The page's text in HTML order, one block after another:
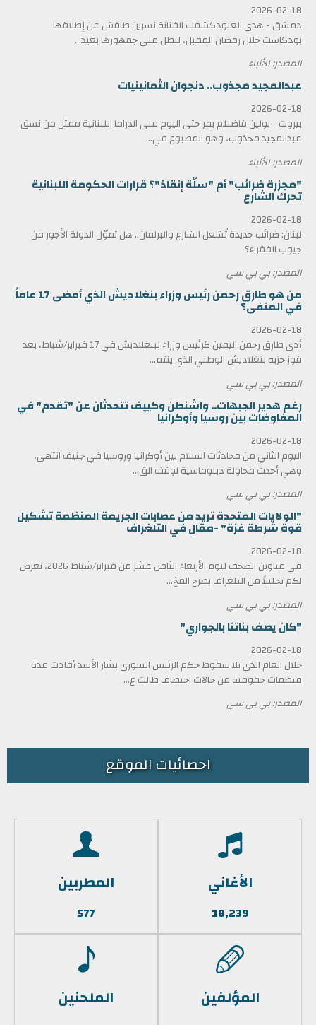
2026-02-18
دمشق - هدى العبودكشفت الفنانة نسرين طافش عن إطلاقها
بودكاست خلال رمضان المقبل، لتطل على جمهورها بعيد...
المصدر: الأنباء
عبدالمجيد مجذوب.. دنجوان الثمانينيات
2026-02-18
بيروت - بولين فاضللم يمر حتى اليوم على الدراما اللبنانية ممثل من نسق
عبدالمجيد مجذوب، وهو المطبوع في...
المصدر: الأنباء
"مجزرة ضرائب" أم "سلّة إنقاذ"؟ قرارات الحكومة اللبنانية
تحرك الشارع
2026-02-18
لبنان: ضرائب جديدة تُشعل الشارع والبرلمان.. هل تموّل الدولة الأجور من
جيوب الفقراء؟
المصدر: بي بي سي
من هو طارق رحمن رئيس وزراء بنغلاديش الذي أمضى 17 عاماً
في المنفى؟
2026-02-18
أدى طارق رحمن اليمين كرئيس وزراء لبنغلاديش في 17 فبراير/شباط، بعد
فوز حزبه بنغلاديش الوطني الذي ينتم...
المصدر: بي بي سي
رغم هدير الجبهات.. واشنطن وكييف تتحدثان عن "تقدم" في
المفاوضات بين روسيا وأوكرانيا
2026-02-18
اليوم الثاني من محادثات السلام بين أوكرانيا وروسيا في جنيف انتهى،
وهي أحدث محاولة دبلوماسية لوقف الق...
المصدر: بي بي سي
"الولايات المتحدة تريد من عصابات الجريمة المنظمة تشكيل
قوة شرطة غزة" -مقال في التلغراف
2026-02-18
في عناوين الصحف ليوم الأربعاء الثامن عشر من فبراير/شباط 2026، نعرض
لكم تحليلاً من التلغراف يطرح المخ...
المصدر: بي بي سي
"كان يصف بناتنا بالجواري"
2026-02-18
خلال العام الذي تلا سقوط حكم الرئيس السوري بشار الأسد أفادت عدة
منظمات حقوقية عن حالات اختطاف طالت ع...
المصدر: بي بي سي
احصائيات الموقع
الأغاني
18,239
المطربين
577
المؤلفين الملحنين